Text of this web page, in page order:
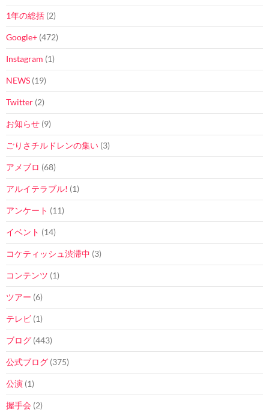
1年の総括 (2)
Google+ (472)
Instagram (1)
NEWS (19)
Twitter (2)
お知らせ (9)
ごりさチルドレンの集い (3)
アメブロ (68)
アルイテラブル! (1)
アンケート (11)
イベント (14)
コケティッシュ渋滞中 (3)
コンテンツ (1)
ツアー (6)
テレビ (1)
ブログ (443)
公式ブログ (375)
公演 (1)
握手会 (2)